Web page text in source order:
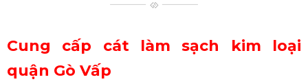
Cung cấp cát làm sạch kim loại
quận Gò Vấp